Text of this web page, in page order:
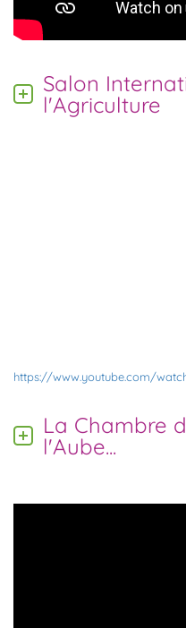
Salon
l'Agriculture
https://www.youtube.com/
La Chambre
l'Aube...